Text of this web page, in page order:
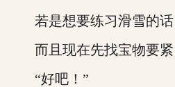
若是想要练习滑雪的话
而且现在先找宝物要紧
“好吧！”